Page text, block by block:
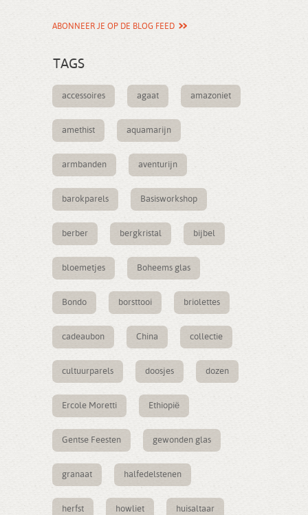
ABONNEER JE OP DE BLOG FEED
TAGS
accessoires agaat amazoniet
amethist aquamarijn
armbanden aventurijn
barokparels Basisworkshop
berber bergkristal bijbel
bloemetjes Boheems glas
Bondo borsttooi briolettes
cadeaubon China collectie
cultuurparels doosjes dozen
Ercole Moretti Ethiopië
Gentse Feesten gewonden glas
granaat halfedelstenen
herfst howliet huisaltaar